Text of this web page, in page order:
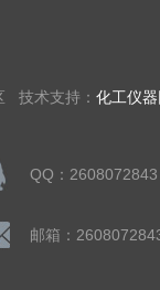
技术支持： 化工仪
QQ：2608072843
邮箱：